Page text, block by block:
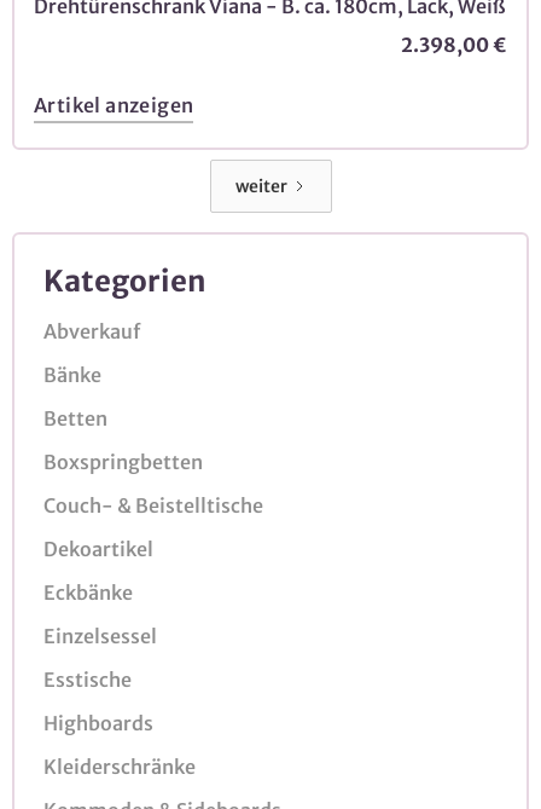
Kategorien
Abverkauf
Bänke
Betten
Boxspringbetten
Couch- & Beistelltische
Dekoartikel
Eckbänke
Einzelsessel
Esstische
Highboards
Kleiderschränke
Drehtürenschrank Viana - B. ca. 180cm, Lack, Weiß
2.398,00 €
Artikel anzeigen
weiter